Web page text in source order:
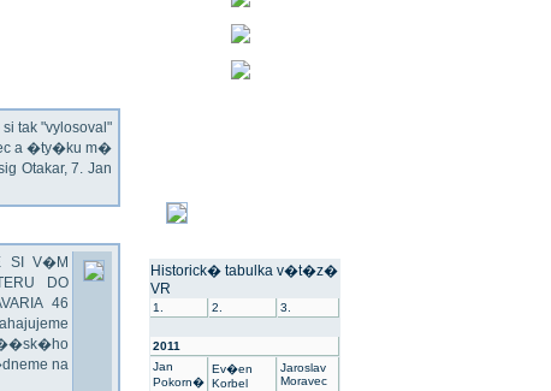
tak "vylosoval"
a �ty�ku m�
Otakar, 7. Jan
SI V�M
DO
46
na
Historick� tabulka v�t�z�
VR
1. 2. 3.
2011
Jan
Pokorn�
Ev�en
Korbel
Jaroslav
Moravec